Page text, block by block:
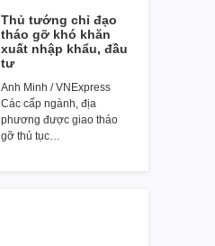
Thủ tướng chỉ đạo
tháo gỡ khó khăn
xuất nhập khẩu, đầu
tư
Anh Minh / VNExpress
Các cấp ngành, địa
phương được giao tháo
gỡ thủ tục…